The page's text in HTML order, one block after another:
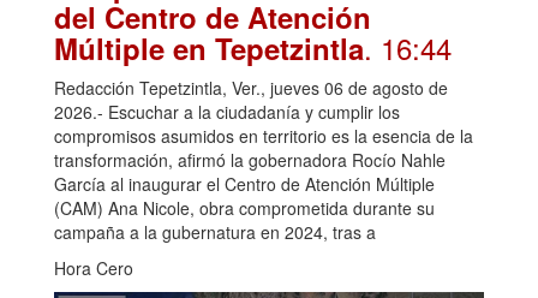
del Centro de Atención
Múltiple en Tepetzintla. 16:44
Redacción Tepetzintla, Ver., jueves 06 de agosto de
2026.- Escuchar a la ciudadanía y cumplir los
compromisos asumidos en territorio es la esencia de la
transformación, afirmó la gobernadora Rocío Nahle
García al inaugurar el Centro de Atención Múltiple
(CAM) Ana Nicole, obra comprometida durante su
campaña a la gubernatura en 2024, tras a
Hora Cero